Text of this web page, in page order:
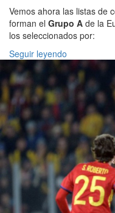
Vemos ahora las listas de
forman el Grupo A de la
los seleccionados por:
Seguir leyendo